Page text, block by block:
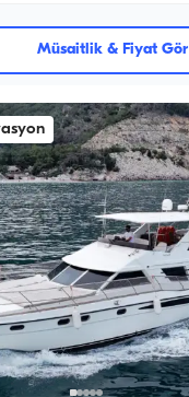
Müsaitlik & Fiyat Gör